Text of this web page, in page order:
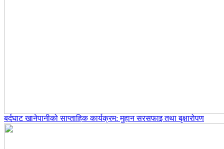
बर्दघाट खानेपानीको साप्ताहिक कार्यक्रम: मुहान सरसफाइ तथा बृक्षारोपण